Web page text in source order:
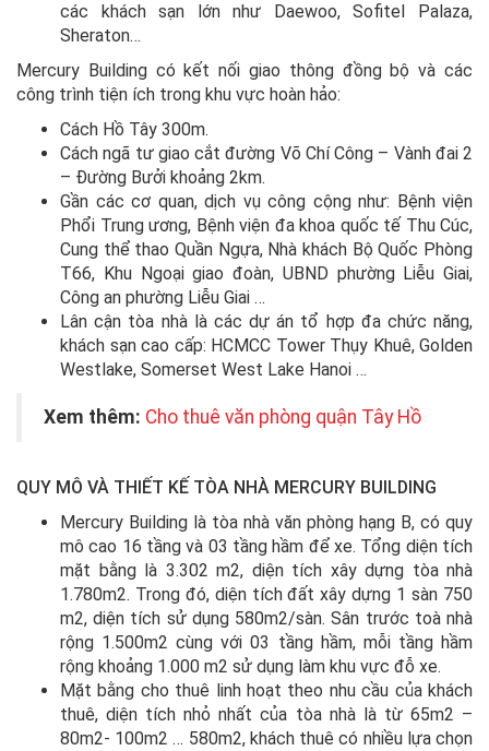
các khách sạn lớn như Daewoo, Sofitel Palaza,
Sheraton…
Mercury Building có kết nối giao thông đồng bộ và các
công trình tiện ích trong khu vực hoàn hảo:
Cách Hồ Tây 300m.
Cách ngã tư giao cắt đường Võ Chí Công – Vành đai 2
– Đường Bưởi khoảng 2km.
Gần các cơ quan, dịch vụ công cộng như: Bệnh viện
Phổi Trung ương, Bệnh viện đa khoa quốc tế Thu Cúc,
Cung thể thao Quần Ngựa, Nhà khách Bộ Quốc Phòng
T66, Khu Ngoại giao đoàn, UBND phường Liễu Giai,
Công an phường Liễu Giai …
Lân cận tòa nhà là các dự án tổ hợp đa chức năng,
khách sạn cao cấp: HCMCC Tower Thụy Khuê, Golden
Westlake, Somerset West Lake Hanoi …
Xem thêm: Cho thuê văn phòng quận Tây Hồ
QUY MÔ VÀ THIẾT KẾ TÒA NHÀ MERCURY BUILDING
Mercury Building là tòa nhà văn phòng hạng B, có quy
mô cao 16 tầng và 03 tầng hầm để xe. Tổng diện tích
mặt bằng là 3.302 m2, diện tích xây dựng tòa nhà
1.780m2. Trong đó, diện tích đất xây dựng 1 sàn 750
m2, diện tích sử dụng 580m2/sàn. Sân trước toà nhà
rộng 1.500m2 cùng với 03 tầng hầm, mỗi tầng hầm
rộng khoảng 1.000 m2 sử dụng làm khu vực đỗ xe.
Mặt bằng cho thuê linh hoạt theo nhu cầu của khách
thuê, diện tích nhỏ nhất của tòa nhà là từ 65m2 –
80m2- 100m2 … 580m2, khách thuê có nhiều lựa chọn